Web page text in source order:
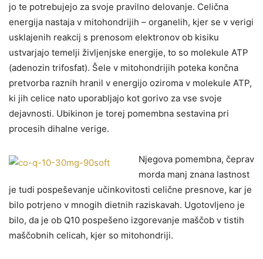
jo te potrebujejo za svoje pravilno delovanje. Celična
energija nastaja v mitohondrijih – organelih, kjer se v verigi
usklajenih reakcij s prenosom elektronov ob kisiku
ustvarjajo temelji življenjske energije, to so molekule ATP
(adenozin trifosfat). Šele v mitohondrijih poteka končna
pretvorba raznih hranil v energijo oziroma v molekule ATP,
ki jih celice nato uporabljajo kot gorivo za vse svoje
dejavnosti. Ubikinon je torej pomembna sestavina pri
procesih dihalne verige.
Njegova pomembna, čeprav
morda manj znana lastnost
je tudi pospeševanje učinkovitosti celične presnove, kar je
bilo potrjeno v mnogih dietnih raziskavah. Ugotovljeno je
bilo, da je ob Q10 pospešeno izgorevanje maščob v tistih
maščobnih celicah, kjer so mitohondriji.